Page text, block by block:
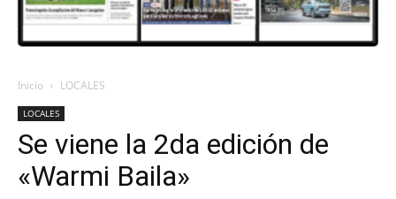
VALLE
Inicio LOCALES
LOCALES
Se viene la 2da edición de
«Warmi Baila»